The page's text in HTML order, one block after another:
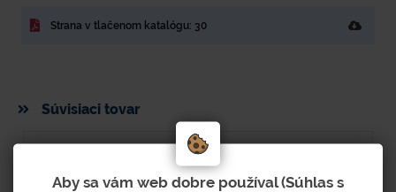
Strana v tlačenom katalógu: 30
Súvisiaci tovar
Aby sa vám web dobre používal (Súhlas s